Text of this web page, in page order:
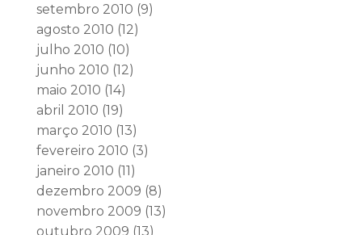
setembro 2010 (9)
agosto 2010 (12)
julho 2010 (10)
junho 2010 (12)
maio 2010 (14)
abril 2010 (19)
março 2010 (13)
fevereiro 2010 (3)
janeiro 2010 (11)
dezembro 2009 (8)
novembro 2009 (13)
outubro 2009 (13)